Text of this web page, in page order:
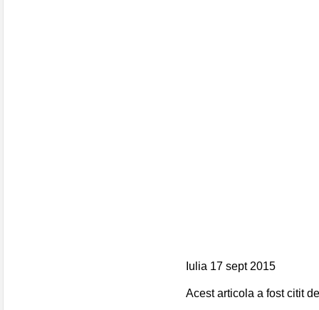
Iulia 17 sept 2015
Acest articola a fost citit